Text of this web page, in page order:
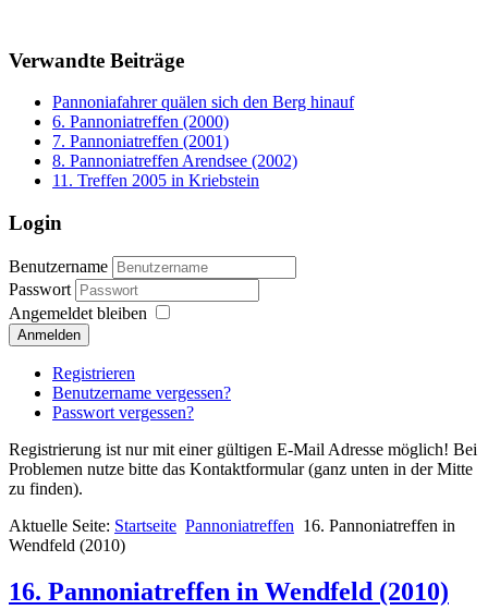
Verwandte Beiträge
Pannoniafahrer quälen sich den Berg hinauf
6. Pannoniatreffen (2000)
7. Pannoniatreffen (2001)
8. Pannoniatreffen Arendsee (2002)
11. Treffen 2005 in Kriebstein
Login
Benutzername
Passwort
Angemeldet bleiben
Anmelden
Registrieren
Benutzername vergessen?
Passwort vergessen?
Registrierung ist nur mit einer gültigen E-Mail Adresse möglich! Bei
Problemen nutze bitte das Kontaktformular (ganz unten in der Mitte
zu finden).
Aktuelle Seite: Startseite Pannoniatreffen 16. Pannoniatreffen in
Wendfeld (2010)
16. Pannoniatreffen in Wendfeld (2010)